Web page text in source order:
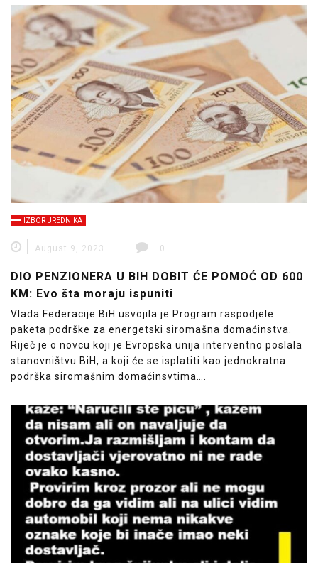
IZBOR UREDNIKA
August 9, 2023 0
DIO PENZIONERA U BIH DOBIT ĆE POMOĆ OD 600
KM: Evo šta moraju ispuniti
Vlada Federacije BiH usvojila je Program raspodjele
paketa podrške za energetski siromašna domaćinstva.
Riječ je o novcu koji je Evropska unija interventno poslala
stanovništvu BiH, a koji će se isplatiti kao jednokratna
podrška siromašnim domaćinsvtima….